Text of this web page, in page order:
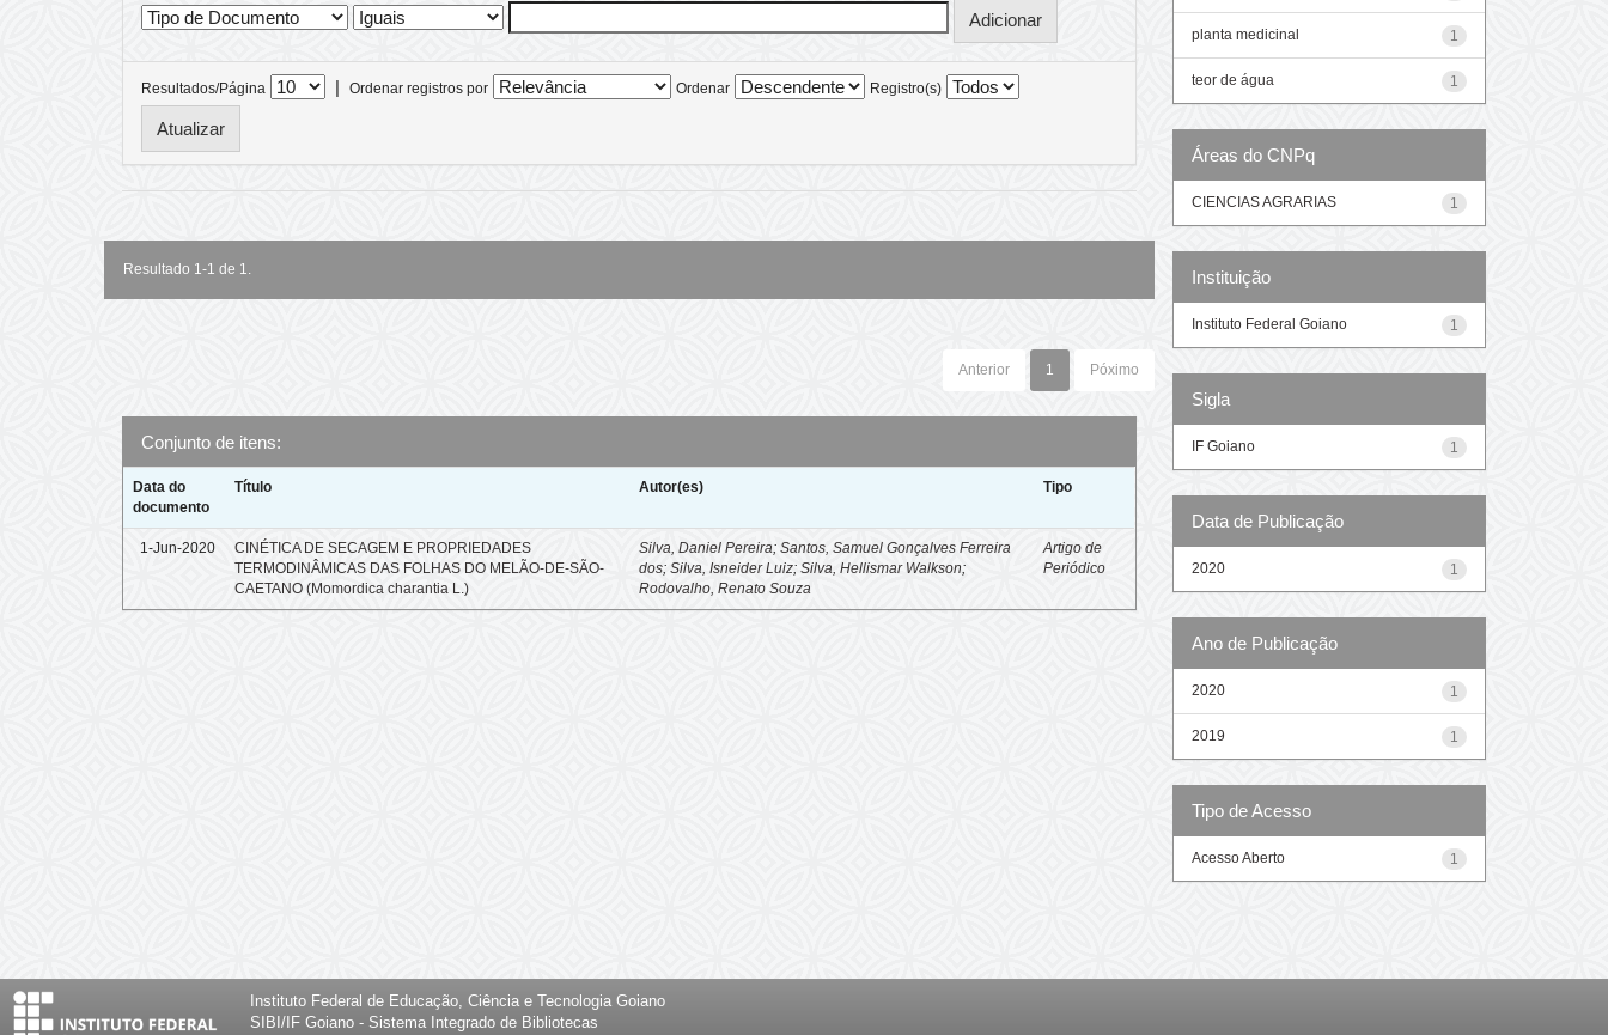
Resultados/Página | Ordenar registros por Ordenar Registro(s)
Resultado 1-1 de 1.
Anterior 1 Póximo
Conjunto de itens:
Data do
documento
Título Autor(es) Tipo
1-Jun-2020
CINÉTICA DE SECAGEM E PROPRIEDADES
TERMODINÂMICAS DAS FOLHAS DO MELÃO-DE-SÃO-
CAETANO (Momordica charantia L.)
Silva, Daniel Pereira;Santos, Samuel Gonçalves Ferreira
dos;Silva, Isneider Luiz;Silva, Hellismar Walkson;
Rodovalho, Renato Souza
Artigo de
Periódico
1
planta medicinal
1
teor de água
Áreas do CNPq
1
CIENCIAS AGRARIAS
Instituição
1
Instituto Federal Goiano
Sigla
1
IF Goiano
Data de Publicação
1
2020
Ano de Publicação
1
2020
1
2019
Tipo de Acesso
1
Acesso Aberto
Instituto Federal de Educação, Ciência e Tecnologia Goiano
SIBI/IF Goiano - Sistema Integrado de Bibliotecas